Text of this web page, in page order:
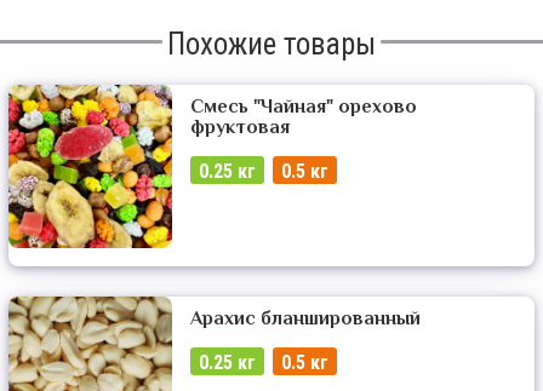
Похожие товары
Смесь "Чайная" орехово
фруктовая
0.25 кг 0.5 кг
Арахис бланшированный
0.25 кг 0.5 кг